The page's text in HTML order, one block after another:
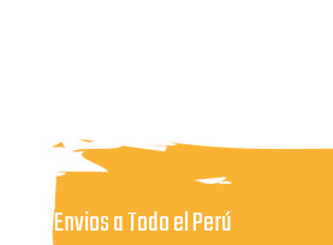
Envios a Todo el Perú